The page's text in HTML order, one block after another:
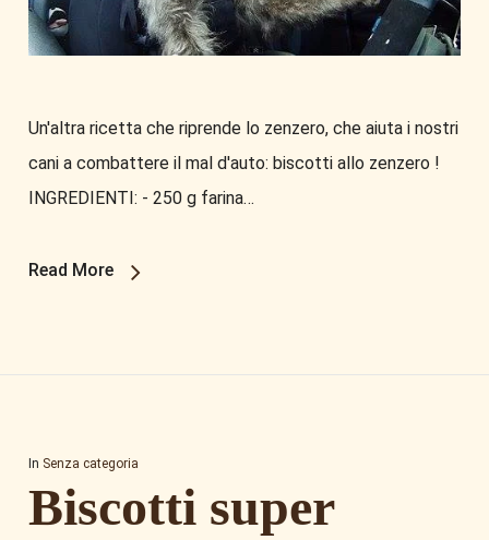
Un'altra ricetta che riprende lo zenzero, che aiuta i nostri
cani a combattere il mal d'auto: biscotti allo zenzero !
INGREDIENTI: - 250 g farina…
Read More
In Senza categoria
Biscotti super